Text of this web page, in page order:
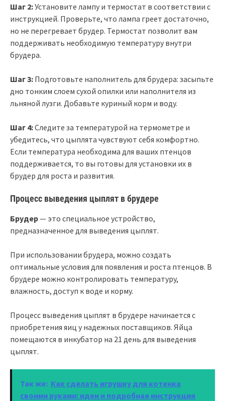
Шаг 2:Установите лампу и термостат в соответствии с
инструкцией. Проверьте, что лампа греет достаточно,
но не перегревает брудер. Термостат позволит вам
поддерживать необходимую температуру внутри
брудера.
Шаг 3: Подготовьте наполнитель для брудера: засыпьте
дно тонким слоем сухой опилки или наполнителя из
льняной лузги. Добавьте куриный корм и воду.
Шаг 4:Следите за температурой на термометре и
убедитесь, что цыплята чувствуют себя комфортно.
Если температура необходима для ваших птенцов
поддерживается, то вы готовы для установки их в
брудер для роста и развития.
Процесс выведения цыплят в брудере
Брудер— это специальное устройство,
предназначенное для выведения цыплят.
При использовании брудера, можно создать
оптимальные условия для появления и роста птенцов. В
брудере можно контролировать температуру,
влажность, доступ к воде и корму.
Процесс выведения цыплят в брудере начинается с
приобретения яиц у надежных поставщиков. Яйца
помещаются в инкубатор на 21 день для выведения
цыплят.
Так же: Как сделать игрушку для котенка
своими руками: идеи и подробная инструкция